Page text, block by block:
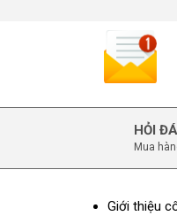
HỎI
Mua
Giới thiệu